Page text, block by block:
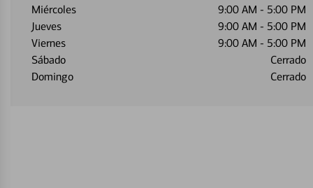
Miércoles
9:00 AM - 5:00 PM
Jueves
9:00 AM - 5:00 PM
Viernes
9:00 AM - 5:00 PM
Sábado
Cerrado
Domingo
Cerrado